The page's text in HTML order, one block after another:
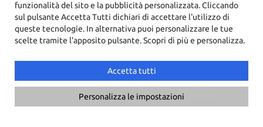
comprensiva di spese RID. Offerta valida per il mese in corso. Salvo
approvazione dell'istituto di credito erogante. Al fine di gestire le
tue spese in modo responsabile e di conoscere eventuali altre
condizioni economiche e contrattuali, facendo riferimento alle
Informazioni Europee di Base sul Credito ai Consumatori presso il
punto vendita. Salvo approvazione dell'Instituto di Credito
Chiama Contatta un consulente
funzionalità del sito e la pubblicità personalizzata. Cliccando
sul pulsante Accetta Tutti dichiari di accettare l'utilizzo di
queste tecnologie. In alternativa puoi personalizzare le tue
scelte tramite l'apposito pulsante. Scopri di più e personalizza.
Accetta tutti
Personalizza le impostazioni